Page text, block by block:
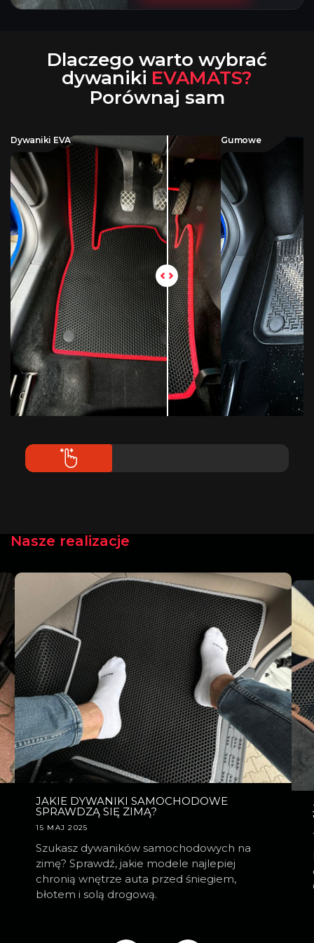
Dlaczego warto wybrać
dywaniki EVAMATS?
Porównaj sam
Dywaniki EVA Gumowe
Nasze realizacje
JAKIE DYWANIKI SAMOCHODOWE
SPRAWDZĄ SIĘ ZIMĄ?
15 MAJ 2025
Szukasz dywaników samochodowych na
zimę? Sprawdź, jakie modele najlepiej
chronią wnętrze auta przed śniegiem,
błotem i solą drogową.